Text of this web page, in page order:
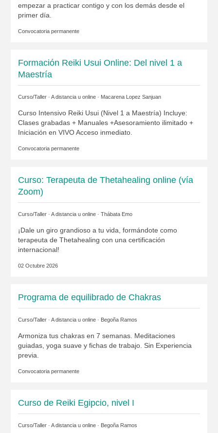
empezar a practicar contigo y con los demás desde el
primer día.
Convocatoria permanente
Formación Reiki Usui Online: Del nivel 1 a
Maestría
Curso/Taller · A distancia u online · Macarena Lopez Sanjuan
Curso Intensivo Reiki Usui (Nivel 1 a Maestría) Incluye:
Clases grabadas + Manuales +Asesoramiento ilimitado +
Iniciación en VIVO Acceso inmediato.
Convocatoria permanente
Curso: Terapeuta de Thetahealing online (vía
Zoom)
Curso/Taller · A distancia u online · Thábata Emo
¡Dale un giro grandioso a tu vida, formándote como
terapeuta de Thetahealing con una certificación
internacional!
02 Octubre 2026
Programa de equilibrado de Chakras
Curso/Taller · A distancia u online · Begoña Ramos
Armoniza tus chakras en 7 semanas. Meditaciones
guiadas, yoga suave y fichas de trabajo. Sin Experiencia
previa.
Convocatoria permanente
Curso de Reiki Egipcio, nivel I
Curso/Taller · A distancia u online · Begoña Ramos